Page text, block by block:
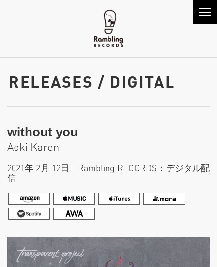
RELEASES / DIGITAL
without you
Aoki Karen
2021年 2月 12日 Rambling RECORDS：デジタル配
信